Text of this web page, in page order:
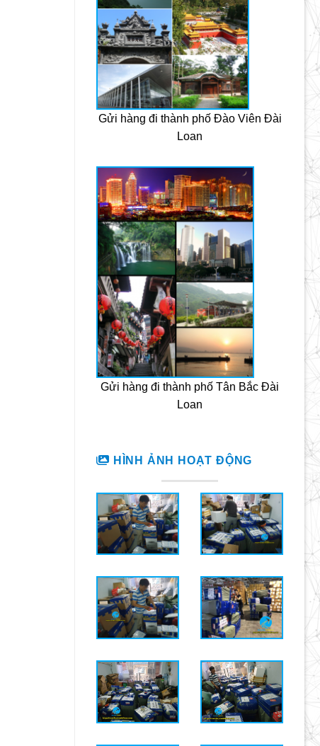
Gửi hàng đi thành phố Đào Viên Đài
Loan
Gửi hàng đi thành phố Tân Bắc Đài
Loan
HÌNH ẢNH HOẠT ĐỘNG